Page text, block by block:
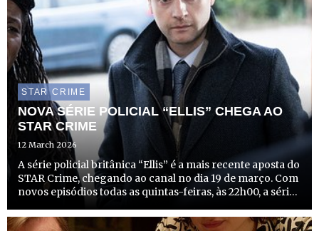
STAR CRIME
NOVA SÉRIE POLICIAL “ELLIS” CHEGA AO
STAR CRIME
12 March 2026
A série policial britânica “Ellis” é a mais recente aposta do
STAR Crime, chegando ao canal no dia 19 de março. Com
novos episódios todas as quintas-feiras, às 22h00, a série
complexas e cheias de suspense no norte de In...